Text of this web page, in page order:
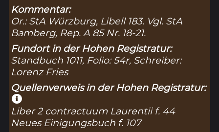
Kommentar:
Or.: StA Würzburg, Libell 183. Vgl. StA
Bamberg, Rep. A 85 Nr. 18-21.
Fundort in der Hohen Registratur:
Standbuch 1011, Folio: 54r, Schreiber:
Lorenz Fries
Quellenverweis in der Hohen Registratur:
Liber 2 contractuum Laurentii f. 44
Neues Einigungsbuch f. 107